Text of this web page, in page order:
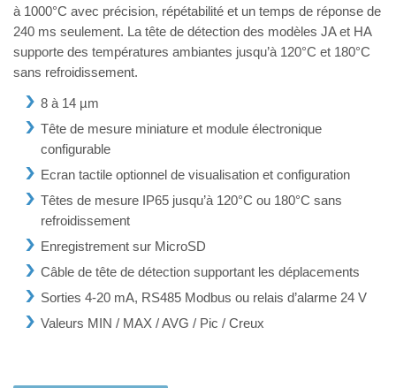
à 1000°C avec précision, répétabilité et un temps de réponse de
240 ms seulement. La tête de détection des modèles JA et HA
supporte des températures ambiantes jusqu’à 120°C et 180°C
sans refroidissement.
8 à 14 µm
Tête de mesure miniature et module électronique
configurable
Ecran tactile optionnel de visualisation et configuration
Têtes de mesure IP65 jusqu’à 120°C ou 180°C sans
refroidissement
Enregistrement sur MicroSD
Câble de tête de détection supportant les déplacements
Sorties 4-20 mA, RS485 Modbus ou relais d’alarme 24 V
Valeurs MIN / MAX / AVG / Pic / Creux